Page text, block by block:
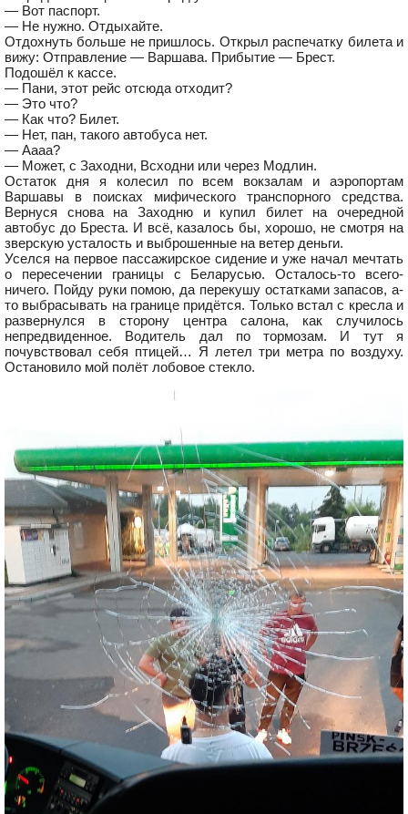
— Вот паспорт.
— Не нужно. Отдыхайте.
Отдохнуть больше не пришлось. Открыл распечатку билета и
вижу: Отправление — Варшава. Прибытие — Брест.
Подошёл к кассе.
— Пани, этот рейс отсюда отходит?
— Это что?
— Как что? Билет.
— Нет, пан, такого автобуса нет.
— Аааа?
— Может, с Заходни, Всходни или через Модлин.
Остаток дня я колесил по всем вокзалам и аэропортам
Варшавы в поисках мифического транспорного средства.
Вернуся снова на Заходню и купил билет на очередной
автобус до Бреста. И всё, казалось бы, хорошо, не смотря на
зверскую усталость и выброшенные на ветер деньги.
Уселся на первое пассажирское сидение и уже начал мечтать
о пересечении границы с Беларусью. Осталось-то всего-
ничего. Пойду руки помою, да перекушу остатками запасов, а-
то выбрасывать на границе придётся. Только встал с кресла и
развернулся в сторону центра салона, как случилось
непредвиденное. Водитель дал по тормозам. И тут я
почувствовал себя птицей… Я летел три метра по воздуху.
Остановило мой полёт лобовое стекло.